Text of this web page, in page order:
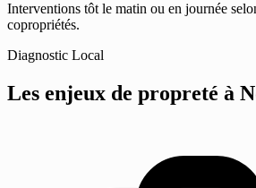
Interventions tôt le matin ou en journée
copropriétés.
Diagnostic Local
Les enjeux de propreté à